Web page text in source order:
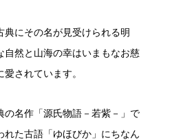
にその名が見受けられる明
自然と山海の幸はいまもなお慈
されています。
の名作「源氏物語－若紫－」で
れた古語「ゆほびか」にちなん